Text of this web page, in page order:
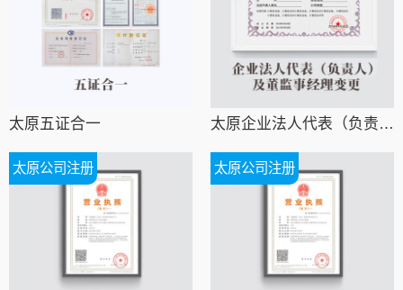
太原五证合一 太原企业法人代表（负责人）及董监事经理变更
太原公司注册 太原公司注册